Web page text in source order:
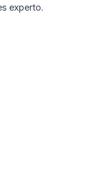
experto.